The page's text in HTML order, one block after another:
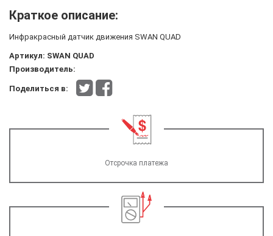
Краткое описание:
Инфракрасный датчик движения SWAN QUAD
Артикул: SWAN QUAD
Производитель:
Поделиться в:
Отсрочка платежа